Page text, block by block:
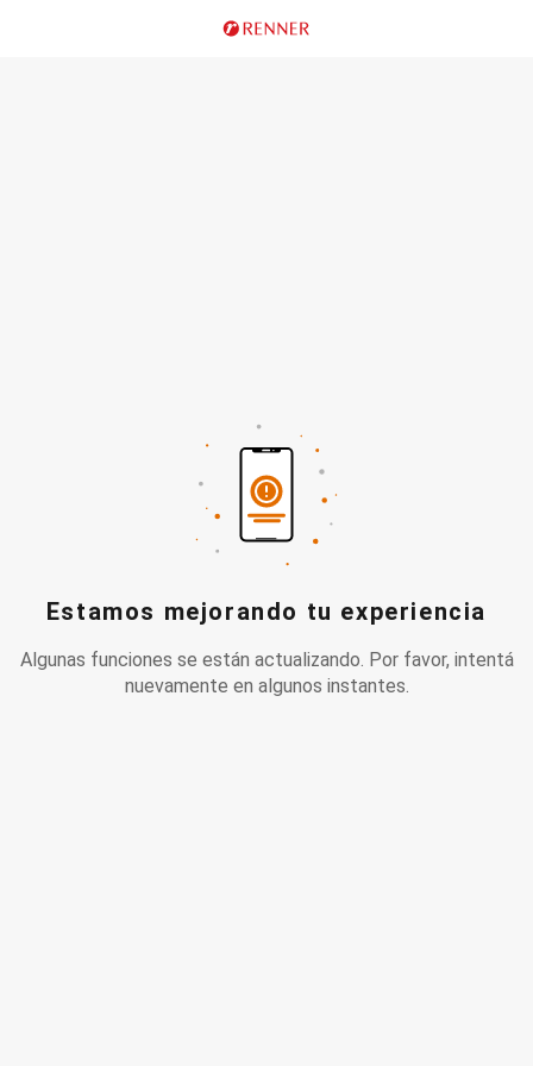
Estamos mejorando tu experiencia
Algunas funciones se están actualizando. Por favor, intentá
nuevamente en algunos instantes.